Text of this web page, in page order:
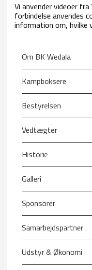
Om BK Wedala
Kampboksere
Bestyrelsen
Vedtægter
Historie
Galleri
Sponsorer
Samarbejdspartner
Udstyr & Økonomi
Vi anvender videoer fra
forbindelse anvendes
information om, hvilke